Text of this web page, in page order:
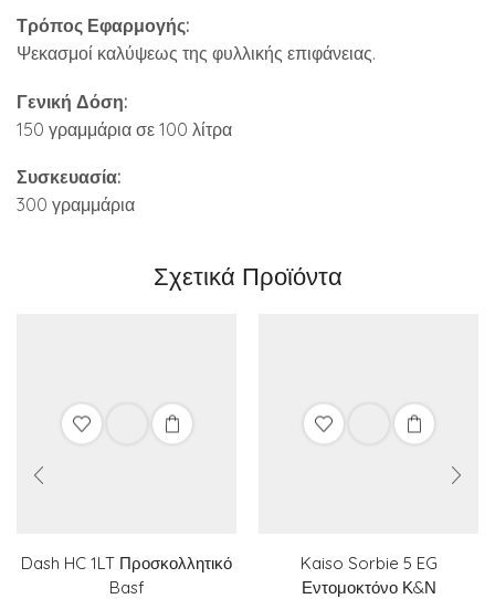
Τρόπος Εφαρμογής:
Ψεκασμοί καλύψεως της φυλλικής επιφάνειας.
Γενική Δόση:
150 γραμμάρια σε 100 λίτρα
Συσκευασία:
300 γραμμάρια
Σχετικά Προϊόντα
Dash HC 1LT Προσκολλητικό
Basf
Kaiso Sorbie 5 EG
Εντομοκτόνο Κ&Ν